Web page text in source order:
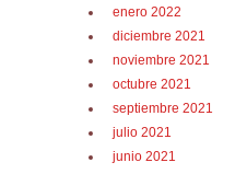
enero 2022
diciembre 2021
noviembre 2021
octubre 2021
septiembre 2021
julio 2021
junio 2021